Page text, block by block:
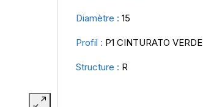
Diamètre : 15
Profil : P1 CINTURATO VERDE
Structure : R